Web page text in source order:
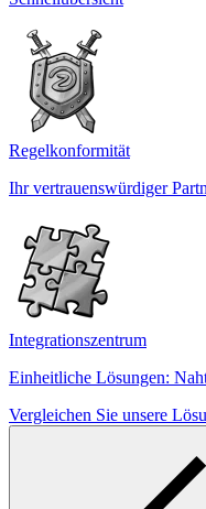
Regelkonformität
Ihr vertrauenswürdiger
Integrationszentrum
Einheitliche Lösungen:
Vergleichen Sie unsere